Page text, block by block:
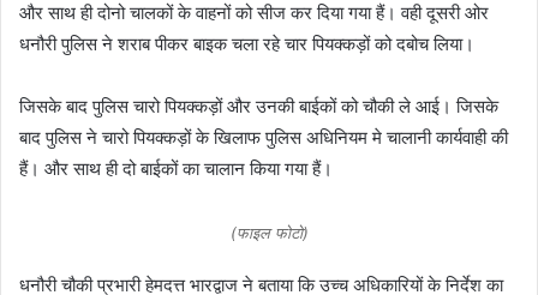
और साथ ही दोनो चालकों के वाहनों को सीज कर दिया गया हैं। वही दूसरी ओर
धनौरी पुलिस ने शराब पीकर बाइक चला रहे चार पियक्कड़ों को दबोच लिया।
जिसके बाद पुलिस चारो पियक्कड़ों और उनकी बाईकों को चौकी ले आई। जिसके
बाद पुलिस ने चारो पियक्कड़ों के खिलाफ पुलिस अधिनियम मे चालानी कार्यवाही की
हैं। और साथ ही दो बाईकों का चालान किया गया हैं।
(फाइल फोटो)
धनौरी चौकी प्रभारी हेमदत्त भारद्वाज ने बताया कि उच्च अधिकारियों के निर्देश का